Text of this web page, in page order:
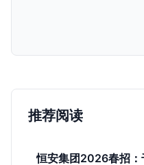
推荐阅读
恒安集团2026春招：